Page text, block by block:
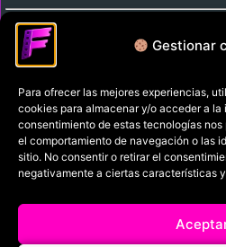
Gestionar
Para ofrecer las mejores experiencias,
cookies para almacenar y/o acceder a la
consentimiento de estas tecnologías
el comportamiento de navegación o las
sitio. No consentir o retirar el
negativamente a ciertas características
Arrival
31/07/2026, 21:33
Política de
Términos y
Política de
Filmaniak